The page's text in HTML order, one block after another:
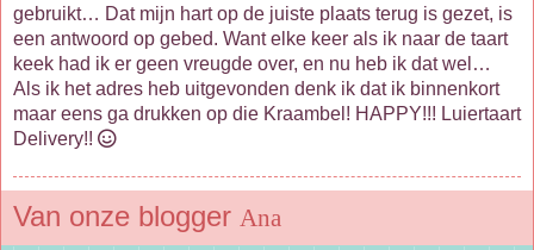
gebruikt… Dat mijn hart op de juiste plaats terug is gezet, is
een antwoord op gebed. Want elke keer als ik naar de taart
keek had ik er geen vreugde over, en nu heb ik dat wel…
Als ik het adres heb uitgevonden denk ik dat ik binnenkort
maar eens ga drukken op die Kraambel! HAPPY!!! Luiertaart
Delivery!!
Van onze blogger Ana